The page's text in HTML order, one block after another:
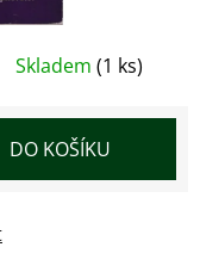
Skladem (1 ks)
DO KOŠÍKU